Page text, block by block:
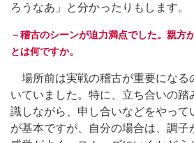
ろうなあ」と分かったりもします。
－稽古のシーンが迫力満点でした。親方
とは何ですか。
場所前は実戦の稽古が重要になる
いていました。特に、立ち合いの踏
識しながら、申し合いなどをやって
が基本ですが、自分の場合は、調子